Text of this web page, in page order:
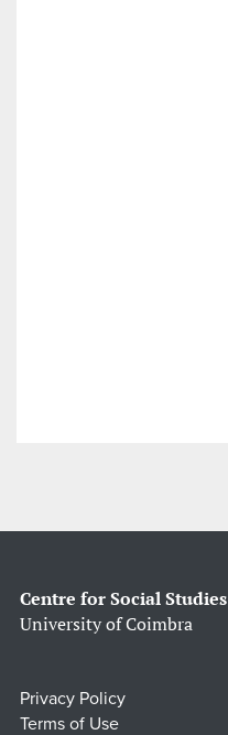
Centre for Social Studies
University of Coimbra
Privacy Policy
Terms of Use